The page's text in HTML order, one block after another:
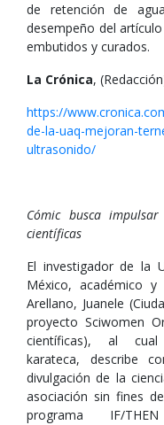
de retención de
desempeño del
embutidos y curados.
La Crónica,
https://
de-la-uaq-mejoran-
ultrasonido/
Cómic busca
científicas
El investigador de la
México, académico
Arellano, Juanele
proyecto Sciwomen
científicas), al
karateca, describe
divulgación de la
asociación sin fines
programa IF/